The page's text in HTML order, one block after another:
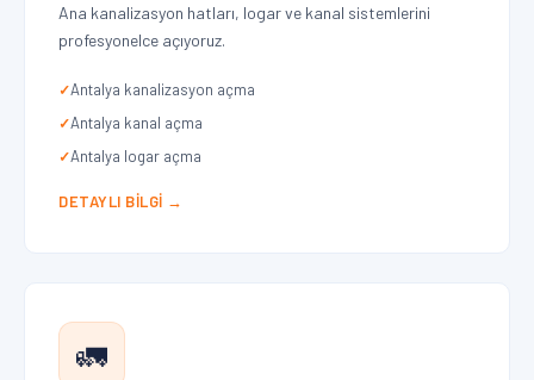
Ana kanalizasyon hatları, logar ve kanal sistemlerini
profesyonelce açıyoruz.
Antalya kanalizasyon açma
Antalya kanal açma
Antalya logar açma
DETAYLI BILGI →
🚛